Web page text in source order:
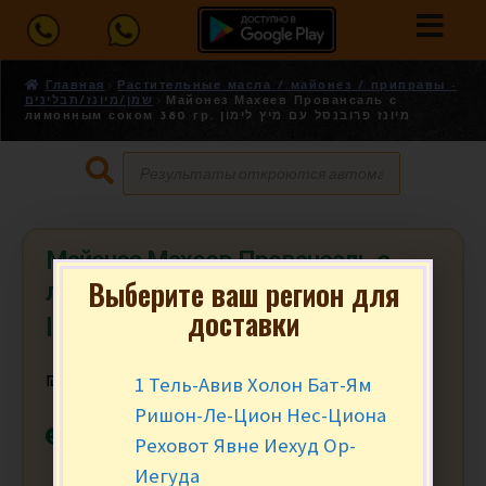
Главная
Растительные масла / майонез / приправы -
שמן/מיונז/תבלינים
Майонез Махеев Провансаль с
лимонным соком 380 гр. מיונז פרובנסל עם מיץ לימון
Майонез Махеев Провансаль с
лимонным соком 380 гр. מיונז
פרובנסל עם מיץ לימון
₪ 12.90 за шт.
В наличии
Выберите ваш регион для
доставки
1 Тель-Авив Холон Бат-Ям
Ришон-Ле-Цион Нес-Циона
Реховот Явне Иехуд Ор-
Иегуда